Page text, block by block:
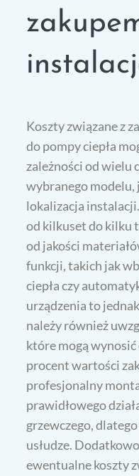
Koszty związane z
do pompy ciepła
zależności od wielu
wybranego modelu,
lokalizacja
od kilkuset do kilku
od jakości
funkcji, takich jak
ciepła czy
urządzenia to
należy również
które mogą
procent wartości
profesjonalny
prawidłowego
grzewczego,
usłudze.
ewentualne koszty